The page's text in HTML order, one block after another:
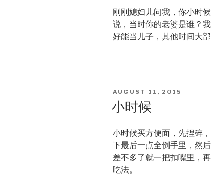
刚刚媳妇儿问我，你小时
说，当时你的老婆是谁？
好能当儿子，其他时间大
POSTED
ON
AUGUST 11, 2015
小时候
小时候买方便面，先捏碎
下最后一点全倒手里，然
差不多了就一把扣嘴里，
吃法。